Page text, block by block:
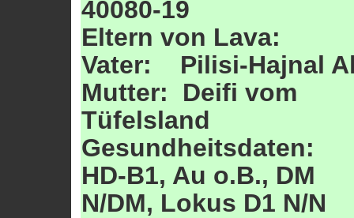
40080-19
Eltern von Lava:
Vater: Pilisi-Hajnal
Mutter: Deifi vom
Tüfelsland
Gesundheitsdaten:
HD-B1, Au o.B., DM
N/DM, Lokus D1 N/N